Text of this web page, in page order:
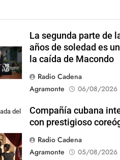
La segunda parte de
años de soledad es
la caída de Macondo
Radio Cadena
Agramonte
06/08/2026
del
de la
Compañía cubana
con prestigioso
Radio Cadena
Agramonte
05/08/2026